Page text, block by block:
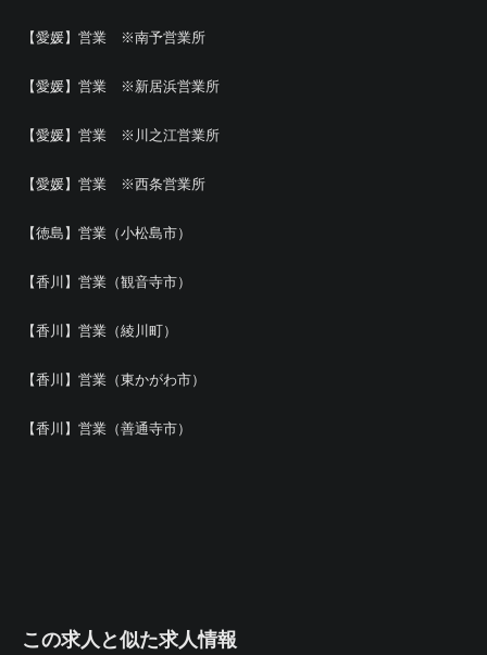
【愛媛】営業 ※南予営業所
【愛媛】営業 ※新居浜営業所
【愛媛】営業 ※川之江営業所
【愛媛】営業 ※西条営業所
【徳島】営業（小松島市）
【香川】営業（観音寺市）
【香川】営業（綾川町）
【香川】営業（東かがわ市）
【香川】営業（善通寺市）
この求人と似た求人情報